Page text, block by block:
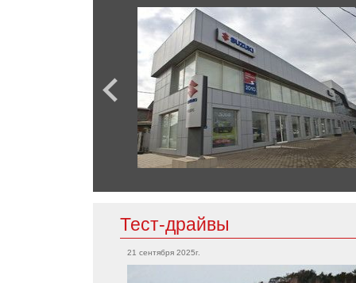
Chevrolet
Tahoe
Camaro
Chrysler
Citroen
GLC
Mini
Cooper
Countryman
Clubman
Mitsubishi
Outlander
Тест-драйвы
21 сентября 2025г.